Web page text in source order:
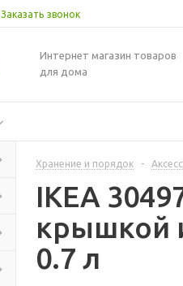
Заказать звонок
Интернет магазин товаров
для дома
Хранение и порядок -
IKEA
крышкой
0.7 л